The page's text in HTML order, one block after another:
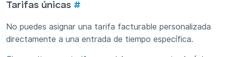
Tarifas únicas #
No puedes asignar una tarifa facturable personalizada
directamente a una entrada de tiempo específica.